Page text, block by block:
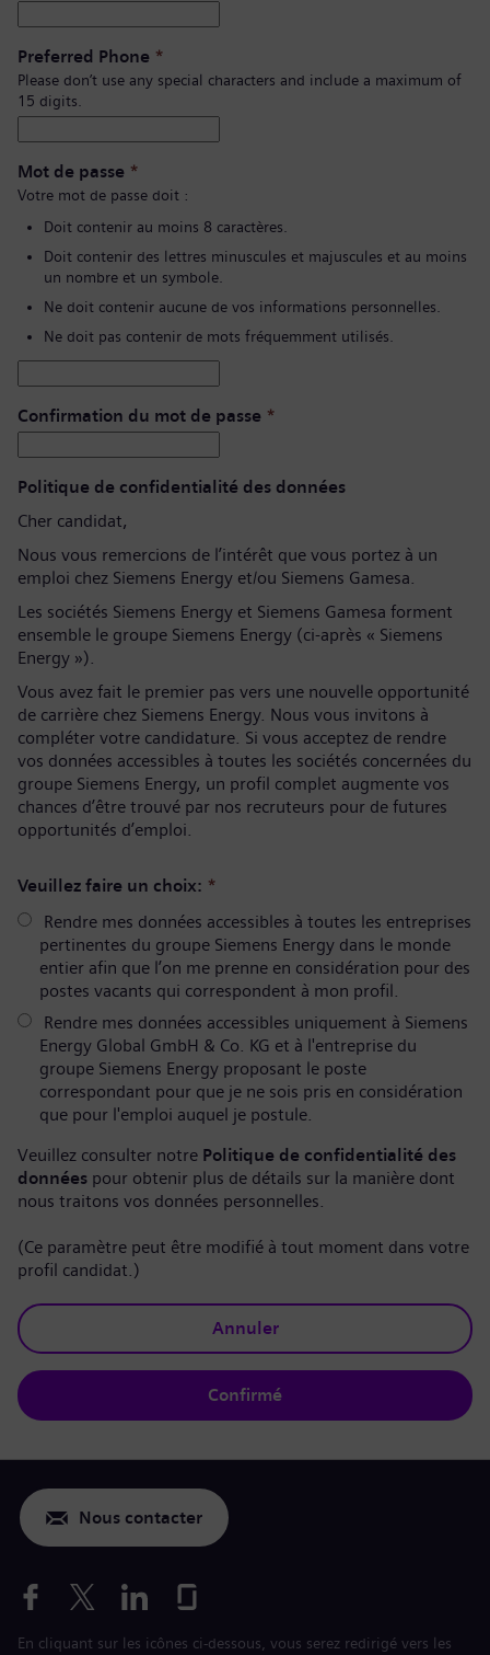
Preferred Phone *
Please don’t use any special characters and include a maximum of
15 digits.
Mot de passe *
Votre mot de passe doit :
Doit contenir au moins 8 caractères.
Doit contenir des lettres minuscules et majuscules et au moins
un nombre et un symbole.
Ne doit contenir aucune de vos informations personnelles.
Ne doit pas contenir de mots fréquemment utilisés.
Confirmation du mot de passe *
Politique de confidentialité des données
Cher candidat,
Nous vous remercions de l’intérêt que vous portez à un
emploi chez Siemens Energy et/ou Siemens Gamesa.
Les sociétés Siemens Energy et Siemens Gamesa forment
ensemble le groupe Siemens Energy (ci-après « Siemens
Energy »).
Vous avez fait le premier pas vers une nouvelle opportunité
de carrière chez Siemens Energy. Nous vous invitons à
compléter votre candidature. Si vous acceptez de rendre
vos données accessibles à toutes les sociétés concernées du
groupe Siemens Energy, un profil complet augmente vos
chances d’être trouvé par nos recruteurs pour de futures
opportunités d’emploi.
Veuillez faire un choix: *
Rendre mes données accessibles à toutes les entreprises
pertinentes du groupe Siemens Energy dans le monde
entier afin que l’on me prenne en considération pour des
postes vacants qui correspondent à mon profil.
Rendre mes données accessibles uniquement à Siemens
Energy Global GmbH & Co. KG et à l'entreprise du
groupe Siemens Energy proposant le poste
correspondant pour que je ne sois pris en considération
que pour l'emploi auquel je postule.
Veuillez consulter notre Politique de confidentialité des
données pour obtenir plus de détails sur la manière dont
nous traitons vos données personnelles.
(Ce paramètre peut être modifié à tout moment dans votre
profil candidat.)
Annuler
Confirmé
Nous contacter
En cliquant sur les icônes ci-dessous, vous serez redirigé vers les